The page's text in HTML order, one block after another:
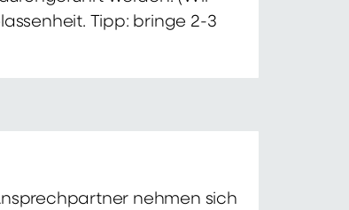
Tipp: bringe 2-3
nehmen sich